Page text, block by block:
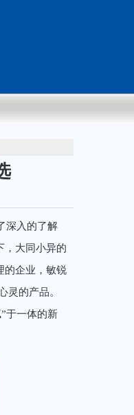
深入的了解
，大同小异的
的企业，敏锐
灵的产品。
于一体的新